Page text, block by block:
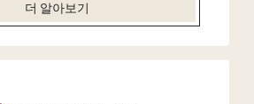
더 알아보기